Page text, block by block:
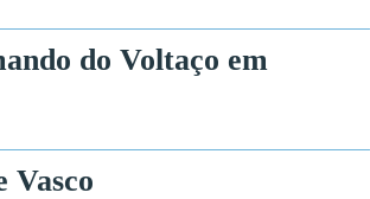
do Voltaço em
Vasco